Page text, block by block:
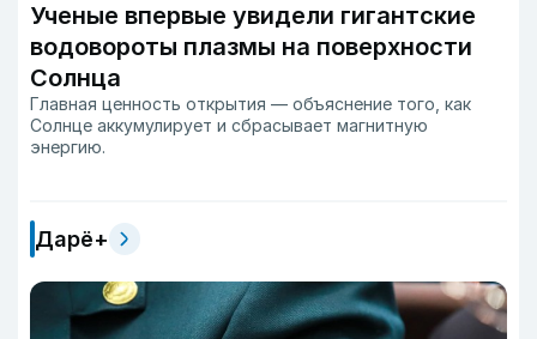
Ученые впервые увидели гигантские
водовороты плазмы на поверхности
Солнца
Главная ценность открытия — объяснение того, как
Солнце аккумулирует и сбрасывает магнитную
энергию.
Дарё+